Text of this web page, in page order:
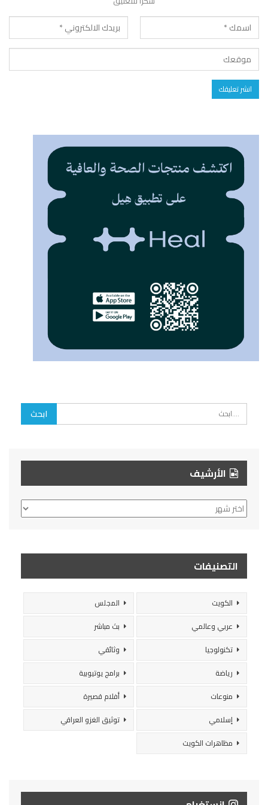
الأرشيف
الأرشيف
التصنيفات
الكويت
المجلس
عربي وعالمي
بث مباشر
تكنولوجيا
وثائقي
رياضة
برامج يوتيوبية
منوعات
أفلام قصيرة
إسلامي
توثيق الغزو العراقي
مظاهرات الكويت